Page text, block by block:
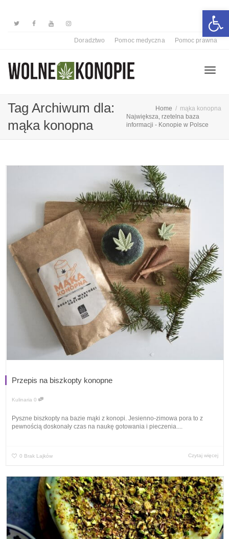
Doradztwo Pomoc medyczna Pomoc prawna
Tag Archiwum dla:
mąka konopna
Home
mąka konopna
Największa, rzetelna baza
informacji - Konopie w Polsce
Przepis na biszkopty konopne
Kulinaria 0
Pyszne biszkopty na bazie mąki z konopi. Jesienno-zimowa pora to z
pewnością doskonały czas na naukę gotowania i pieczenia....
0 Brak Lajków Czytaj więcej